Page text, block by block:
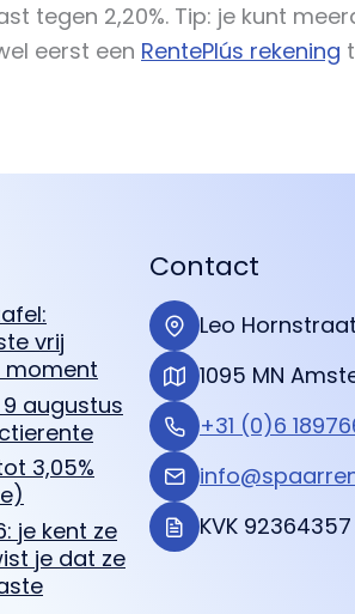
tegen 2,20%. Tip: je kunt
eerst een RentePlús rekening
vrij
moment
augustus
3,05%
je kent ze
je dat ze
Contact
Leo
1095 MN
+31 (0)6
KVK 92364357